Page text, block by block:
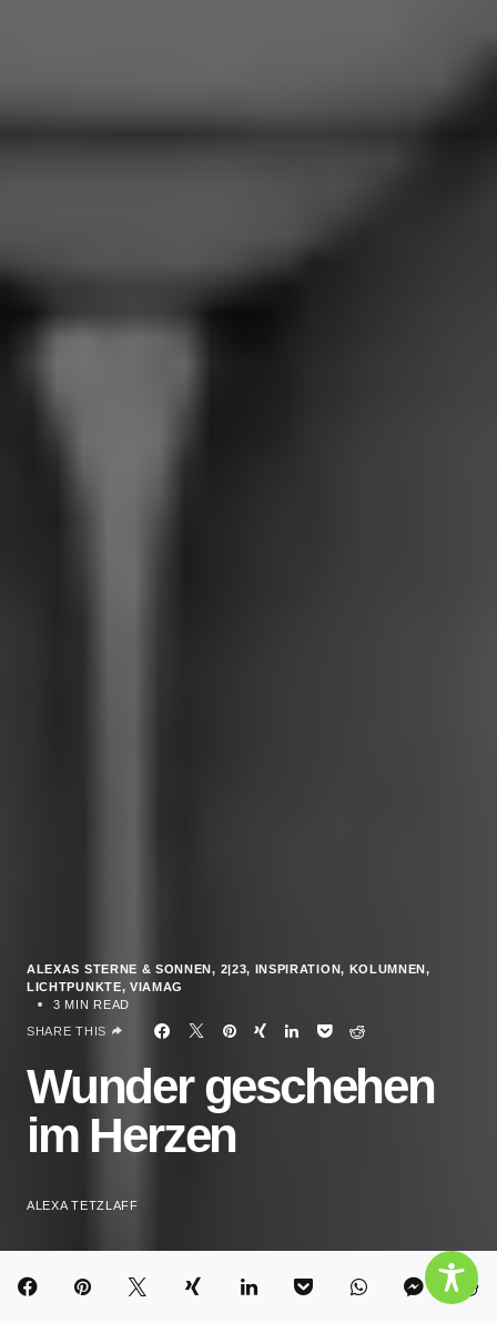
ALEXAS STERNE & SONNEN 2|23 INSPIRATION
KOLUMNEN
LICHTPUNKTE
VIAMAG
3 MIN READ
SHARE THIS
Wunder geschehen
im Herzen
ALEXA TETZLAFF